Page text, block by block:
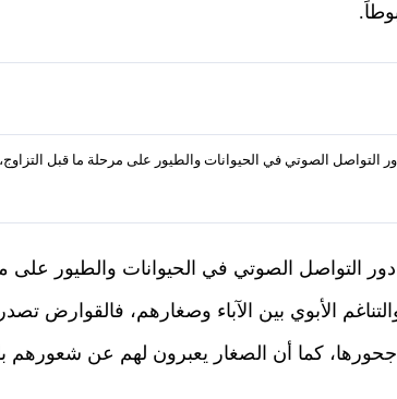
التواصل الصوتي في الحيوانات والطيور على مرحلة ما قبل التزاوج،
التواصل الصوتي في الحيوانات والطيور على
الأبوي بين الآباء وصغارهم، فالقوارض
كما أن الصغار يعبرون لهم عن شعورهم